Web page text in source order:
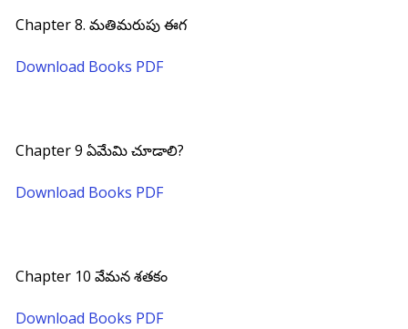
Chapter 8. మతిమరుపు ఈగ
Download Books PDF
Chapter 9 ఏమేమి చూడాలి?
Download Books PDF
Chapter 10 వేమన శతకం
Download Books PDF